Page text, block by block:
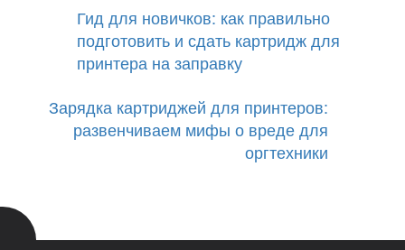
Гид для новичков: как правильно
подготовить и сдать картридж для
принтера на заправку
Зарядка картриджей для принтеров:
развенчиваем мифы о вреде для
оргтехники